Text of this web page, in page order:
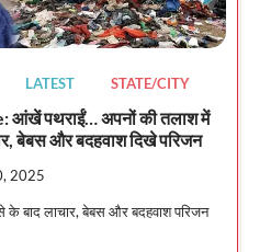
LATEST STATE/CITY
आंखें पथराईं… अपनों की तलाश में
बेबस और बदहवाश दिखे परिजन
2025
के बाद लाचार, बेबस और बदहवाश परिजन